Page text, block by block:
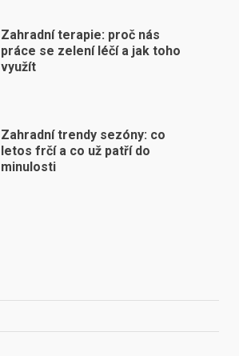
Zahradní terapie: proč nás
práce se zelení léčí a jak toho
využít
Zahradní trendy sezóny: co
letos frčí a co už patří do
minulosti